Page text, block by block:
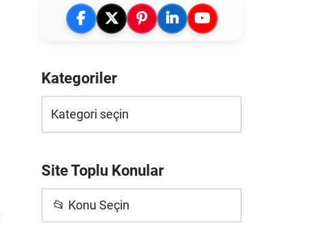
Kategoriler
Site Toplu Konular
📂 Konu Seçin